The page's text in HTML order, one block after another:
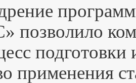
позволило
применения